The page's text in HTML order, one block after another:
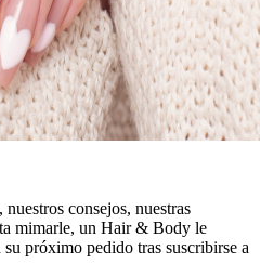
consejos, nuestras
mimarle, un Hair & Body le
su próximo pedido tras suscribirse a